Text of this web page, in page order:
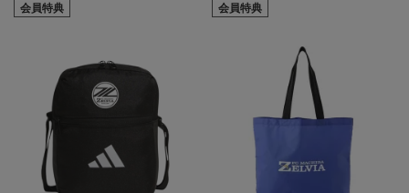
会員特典 会員特典